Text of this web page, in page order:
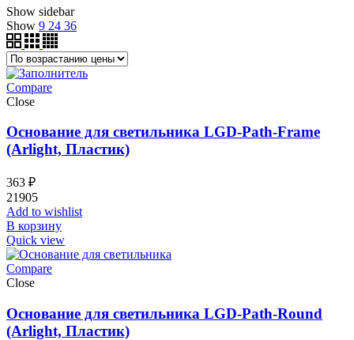
Show sidebar
Show 9 24 36
Compare
Close
Основание для светильника LGD-Path-Frame
(Arlight, Пластик)
363 ₽
21905
Add to wishlist
В корзину
Quick view
Compare
Close
Основание для светильника LGD-Path-Round
(Arlight, Пластик)